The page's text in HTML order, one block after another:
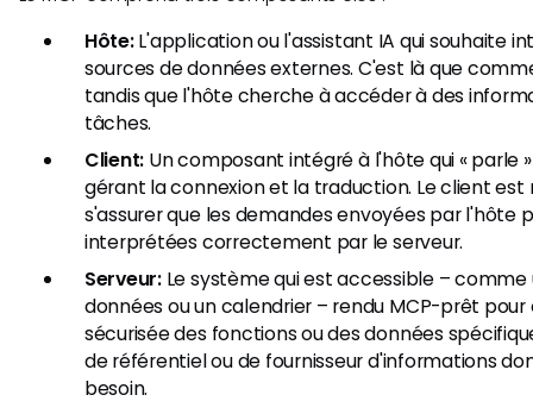
Hôte:L'application ou l'assistant IA qui souhaite
sources de données externes. C'est là que
tandis que l'hôte cherche à accéder à des
tâches.
Client: Un composant intégré à l'hôte qui « parle
gérant la connexion et la traduction. Le client est
s'assurer que les demandes envoyées par l'hôte
interprétées correctement par le serveur.
Serveur:Le système qui est accessible – comme
données ou un calendrier – rendu MCP-prêt
sécurisée des fonctions ou des données
de référentiel ou de fournisseur d'informations
besoin.